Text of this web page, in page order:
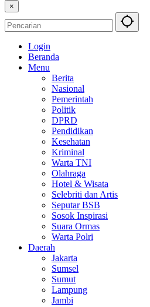
×
Login
Beranda
Menu
Berita
Nasional
Pemerintah
Politik
DPRD
Pendidikan
Kesehatan
Kriminal
Warta TNI
Olahraga
Hotel & Wisata
Selebriti dan Artis
Seputar BSB
Sosok Inspirasi
Suara Ormas
Warta Polri
Daerah
Jakarta
Sumsel
Sumut
Lampung
Jambi